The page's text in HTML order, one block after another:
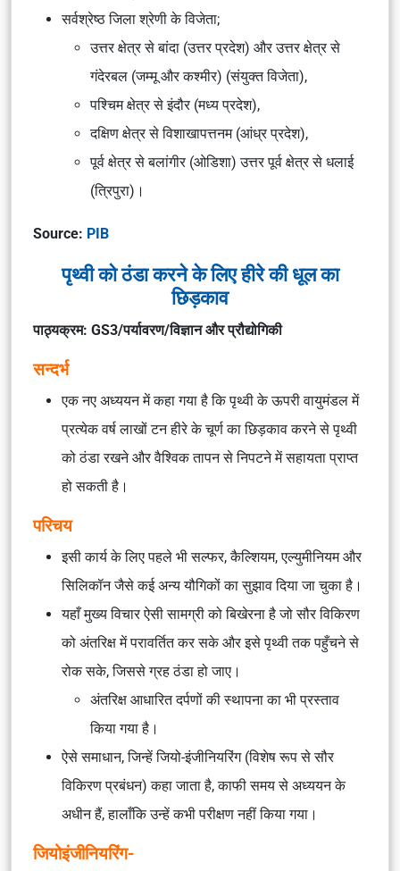
सर्वश्रेष्ठ जिला श्रेणी के विजेता;
उत्तर क्षेत्र से बांदा (उत्तर प्रदेश) और उत्तर क्षेत्र से
गंदेरबल (जम्मू और कश्मीर) (संयुक्त विजेता),
पश्चिम क्षेत्र से इंदौर (मध्य प्रदेश),
दक्षिण क्षेत्र से विशाखापत्तनम (आंध्र प्रदेश),
पूर्व क्षेत्र से बलांगीर (ओडिशा) उत्तर पूर्व क्षेत्र से धलाई
(त्रिपुरा)।
Source: PIB
पृथ्वी को ठंडा करने के लिए हीरे की धूल का
छिड़काव
पाठ्यक्रम: GS3/पर्यावरण/विज्ञान और प्रौद्योगिकी
सन्दर्भ
एक नए अध्ययन में कहा गया है कि पृथ्वी के ऊपरी वायुमंडल में
प्रत्येक वर्ष लाखों टन हीरे के चूर्ण का छिड़काव करने से पृथ्वी
को ठंडा रखने और वैश्विक तापन से निपटने में सहायता प्राप्त
हो सकती है।
परिचय
इसी कार्य के लिए पहले भी सल्फर, कैल्शियम, एल्युमीनियम और
सिलिकॉन जैसे कई अन्य यौगिकों का सुझाव दिया जा चुका है।
यहाँ मुख्य विचार ऐसी सामग्री को बिखेरना है जो सौर विकिरण
को अंतरिक्ष में परावर्तित कर सके और इसे पृथ्वी तक पहुँचने से
रोक सके, जिससे ग्रह ठंडा हो जाए।
अंतरिक्ष आधारित दर्पणों की स्थापना का भी प्रस्ताव
किया गया है।
ऐसे समाधान, जिन्हें जियो-इंजीनियरिंग (विशेष रूप से सौर
विकिरण प्रबंधन) कहा जाता है, काफी समय से अध्ययन के
अधीन हैं, हालाँकि उन्हें कभी परीक्षण नहीं किया गया।
जियोइंजीनियरिंग-